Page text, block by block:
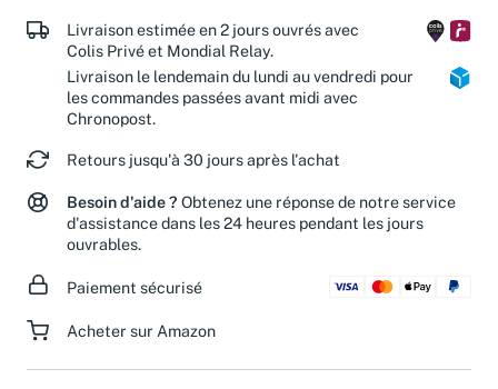
Livraison estimée en 2 jours ouvrés avec
Colis Privé et Mondial Relay.
Livraison le lendemain du lundi au vendredi pour
les commandes passées avant midi avec
Chronopost.
Retours jusqu'à 30 jours après l'achat
Besoin d'aide ? Obtenez une réponse de notre service
d'assistance dans les 24 heures pendant les jours
ouvrables.
Paiement sécurisé
Acheter sur Amazon